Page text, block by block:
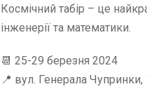
Космічний табір – це
інженерії та математики.
📆 25-29 березня 2024
📍 вул. Генерала Чупринки,